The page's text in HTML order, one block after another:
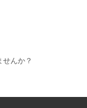
んか？